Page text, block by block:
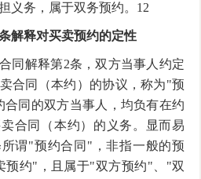
义务，属于双务预约。12
条解释对买卖预约的定性
同解释第2条，双方当事人约定
合同（本约）的协议，称为"预
合同的双方当事人，均负有在约
合同（本约）的义务。显而易
所谓"预约合同"，非指一般的预
预约"，且属于"双方预约"、"双